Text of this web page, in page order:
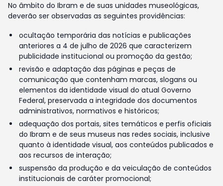
No âmbito do Ibram e de suas unidades museológicas,
deverão ser observadas as seguintes providências:
ocultação temporária das notícias e publicações
anteriores a 4 de julho de 2026 que caracterizem
publicidade institucional ou promoção da gestão;
revisão e adaptação das páginas e peças de
comunicação que contenham marcas, slogans ou
elementos da identidade visual do atual Governo
Federal, preservada a integridade dos documentos
administrativos, normativos e históricos;
adequação dos portais, sites temáticos e perfis oficiais
do Ibram e de seus museus nas redes sociais, inclusive
quanto à identidade visual, aos conteúdos publicados e
aos recursos de interação;
suspensão da produção e da veiculação de conteúdos
institucionais de caráter promocional;